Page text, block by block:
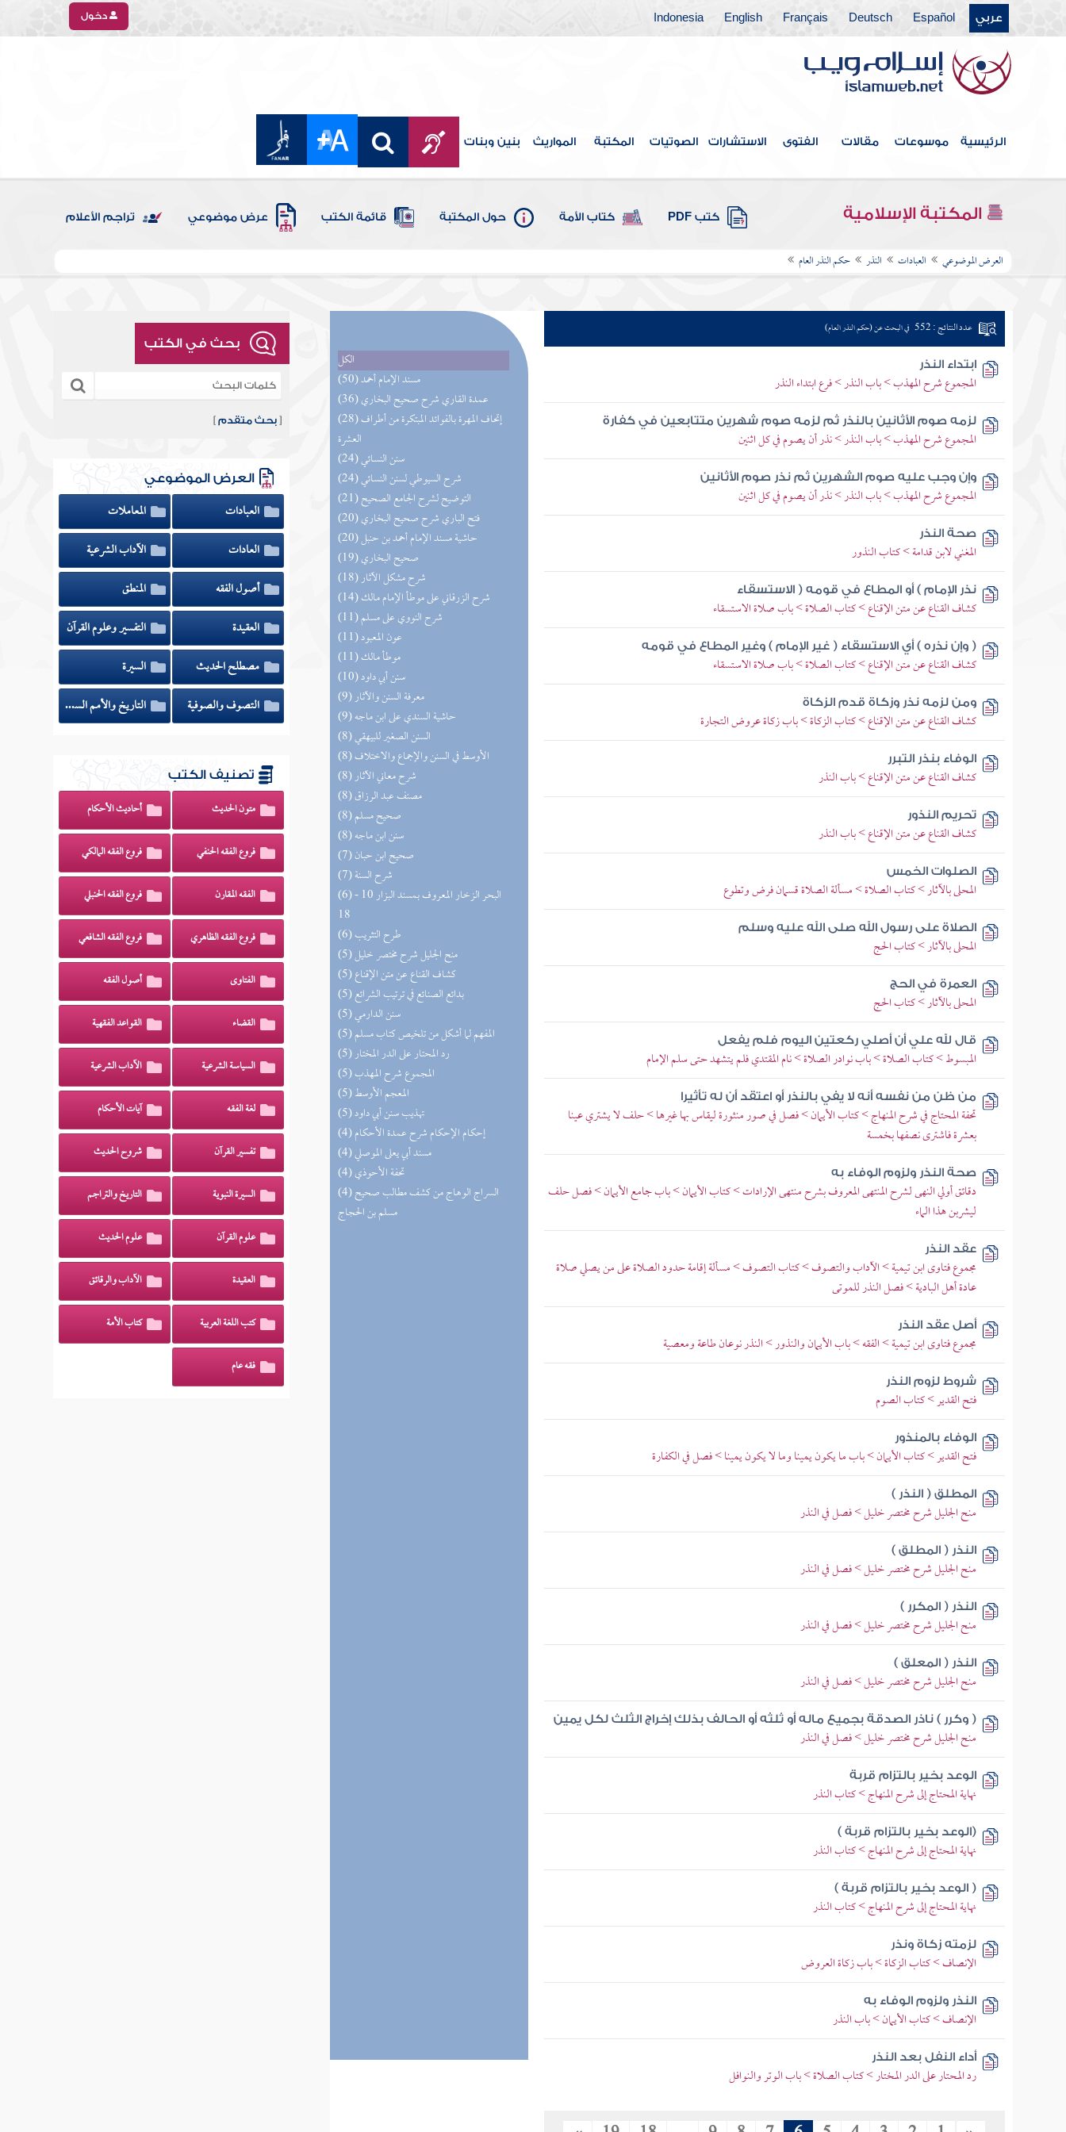
عربي Español
Deutsch
Français
English
Indonesia دخول
الرئيسية موسوعات مقالات الفتوى الاستشارات الصوتيات المكتبة المواريث بنين وبنات
المكتبة الإسلامية كتب PDF كتاب الأمة حول المكتبة قائمة الكتب عرض موضوعي تراجم الأعلام
العرض الموضوعي العبادات النذر حكم النذر العام
الكل
(50) مسند الإمام أحمد
(36) عمدة القاري شرح صحيح البخاري
(28) إتحاف المهرة بالفوائد المبتكرة من أطراف
العشرة
(24) سنن النسائي
(24) شرح السيوطي لسنن النسائي
(21) التوضيح لشرح الجامع الصحيح
(20) فتح الباري شرح صحيح البخاري
(20) حاشية مسند الإمام أحمد بن حنبل
(19) صحيح البخاري
(18) شرح مشكل الآثار
(14) شرح الزرقاني على موطأ الإمام مالك
(11) شرح النووي على مسلم
(11) عون المعبود
(11) موطأ مالك
(10) سنن أبي داود
(9) معرفة السنن والآثار
(9) حاشية السندي على ابن ماجه
(8) السنن الصغير للبيهقي
(8) الأوسط في السنن والإجماع والاختلاف
(8) شرح معاني الآثار
(8) مصنف عبد الرزاق
(8) صحيح مسلم
(8) سنن ابن ماجه
(7) صحيح ابن حبان
(7) شرح السنة
(6) البحر الزخار المعروف بمسند البزار 10 -
18
(6) طرح التثريب
(5) منح الجليل شرح مختصر خليل
(5) كشاف القناع عن متن الإقناع
(5) بدائع الصنائع في ترتيب الشرائع
(5) سنن الدارمي
(5) المفهم لما أشكل من تلخيص كتاب مسلم
(5) رد المحتار على الدر المختار
(5) المجموع شرح المهذب
(5) المعجم الأوسط
(5) تهذيب سنن أبي داود
(4) إحكام الإحكام شرح عمدة الأحكام
(4) مسند أبي يعلى الموصلي
(4) تحفة الأحوذي
(4) السراج الوهاج من كشف مطالب صحيح
مسلم بن الحجاج
عدد النتائج : 552 في البحث عن (حكم النذر العام)
ابتداء النذر
المجموع شرح المهذب > باب النذر > فرع ابتداء النذر
لزمه صوم الأثانين بالنذر ثم لزمه صوم شهرين متتابعين في كفارة
المجموع شرح المهذب > باب النذر > نذر أن يصوم في كل اثنين
وإن وجب عليه صوم الشهرين ثم نذر صوم الأثانين
المجموع شرح المهذب > باب النذر > نذر أن يصوم في كل اثنين
صحة النذر
المغني لابن قدامة > كتاب النذور
نذر الإمام ) أو المطاع في قومه ( الاستسقاء
كشاف القناع عن متن الإقناع > كتاب الصلاة > باب صلاة الاستسقاء
( وإن نذره ) أي الاستسقاء ( غير الإمام ) وغير المطاع في قومه
كشاف القناع عن متن الإقناع > كتاب الصلاة > باب صلاة الاستسقاء
ومن لزمه نذر وزكاة قدم الزكاة
كشاف القناع عن متن الإقناع > كتاب الزكاة > باب زكاة عروض التجارة
الوفاء بنذر التبرر
كشاف القناع عن متن الإقناع > باب النذر
تحريم النذور
كشاف القناع عن متن الإقناع > باب النذر
الصلوات الخمس
المحلى بالآثار > كتاب الصلاة > مسألة الصلاة قسمان فرض وتطوع
الصلاة على رسول الله صلى الله عليه وسلم
المحلى بالآثار > كتاب الحج
العمرة في الحج
المحلى بالآثار > كتاب الحج
قال لله علي أن أصلي ركعتين اليوم فلم يفعل
المبسوط > كتاب الصلاة > باب نوادر الصلاة > نام المقتدي فلم يتشهد حتى سلم الإمام
من ظن من نفسه أنه لا يفي بالنذر أو اعتقد أن له تأثيرا
تحفة المحتاج في شرح المنهاج > كتاب الأيمان > فصل في صور منثورة ليقاس بها غيرها > حلف لا يشتري عينا
بعشرة فاشترى نصفها بخمسة
صحة النذر ولزوم الوفاء به
دقائق أولي النهى لشرح المنتهى المعروف بشرح منتهى الإرادات > كتاب الأيمان > باب جامع الأيمان > فصل حلف
ليشربن هذا الماء
عقد النذر
مجموع فتاوى ابن تيمية > الآداب والتصوف > كتاب التصوف > مسألة إقامة حدود الصلاة على من يصلي صلاة
عادة أهل البادية > فصل النذر للموتى
أصل عقد النذر
مجموع فتاوى ابن تيمية > الفقه > باب الأيمان والنذور > النذر نوعان طاعة ومعصية
شروط لزوم النذر
فتح القدير > كتاب الصوم
الوفاء بالمنذور
فتح القدير > كتاب الأيمان > باب ما يكون يمينا وما لا يكون يمينا > فصل في الكفارة
المطلق ( النذر )
منح الجليل شرح مختصر خليل > فصل في النذر
النذر ( المطلق )
منح الجليل شرح مختصر خليل > فصل في النذر
النذر ( المكرر )
منح الجليل شرح مختصر خليل > فصل في النذر
النذر ( المعلق )
منح الجليل شرح مختصر خليل > فصل في النذر
( وكرر ) ناذر الصدقة بجميع ماله أو ثلثه أو الحالف بذلك إخراج الثلث لكل يمين
منح الجليل شرح مختصر خليل > فصل في النذر
الوعد بخير بالتزام قربة
نهاية المحتاج إلى شرح المنهاج > كتاب النذر
(الوعد بخير بالتزام قربة )
نهاية المحتاج إلى شرح المنهاج > كتاب النذر
( الوعد بخير بالتزام قربة )
نهاية المحتاج إلى شرح المنهاج > كتاب النذر
لزمته زكاة ونذر
الإنصاف > كتاب الزكاة > باب زكاة العروض
النذر ولزوم الوفاء به
الإنصاف > كتاب الأيمان > باب النذر
أداء النفل بعد النذر
رد المحتار على الدر المختار > كتاب الصلاة > باب الوتر والنوافل
بحث في الكتب
[بحث متقدم ]
العرض الموضوعي
العبادات
المعاملات
العادات
الآداب الشرعية
أصول الفقه
المنطق
العقيدة
التفسير وعلوم القرآن
مصطلح الحديث
السيرة
التصوف والصوفية
التاريخ والأمم السابقة
تصنيف الكتب
متون الحديث أحاديث الأحكام
فروع الفقه الحنفي فروع الفقه المالكي
الفقه المقارن فروع الفقه الحنبلي
فروع الفقه الظاهري فروع الفقه الشافعي
الفتاوى أصول الفقه
القضاء القواعد الفقهية
السياسة الشرعية الآداب الشرعية
لغة الفقه آيات الأحكام
تفسير القرآن شروح الحديث
السيرة النبوية التاريخ والتراجم
علوم القرآن علوم الحديث
العقيدة الآداب والرقائق
كتب اللغة العربية كتاب الأمة
فقه عام